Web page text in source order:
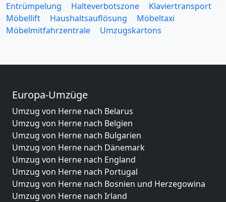
Entrümpelung
Halteverbotszone
Klaviertransport
Möbellift
Haushaltsauflösung
Möbeltaxi
Möbelmitfahrzentrale
Umzugskartons
Europa-Umzüge
Umzug von Herne nach Belarus
Umzug von Herne nach Belgien
Umzug von Herne nach Bulgarien
Umzug von Herne nach Dänemark
Umzug von Herne nach England
Umzug von Herne nach Portugal
Umzug von Herne nach Bosnien und Herzegowina
Umzug von Herne nach Irland